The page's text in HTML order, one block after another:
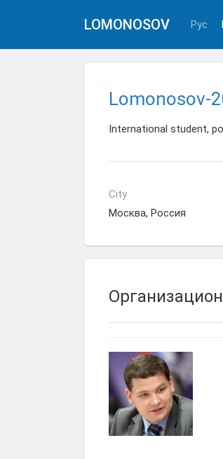
LOMONOSOV Рус
Lomonosov-
International student,
City
Москва, Россия